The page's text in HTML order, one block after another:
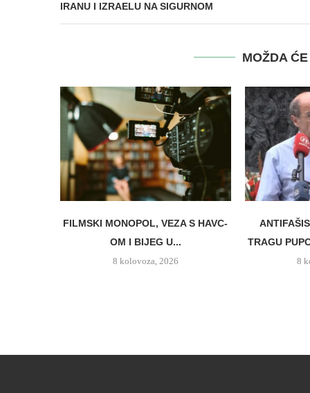
IRANU I IZRAELU NA SIGURNOM
MOŽDA
FILMSKI MONOPOL, VEZA S HAVC-
OM I BIJEG U...
8 kolovoza, 2026
TRAGU
8